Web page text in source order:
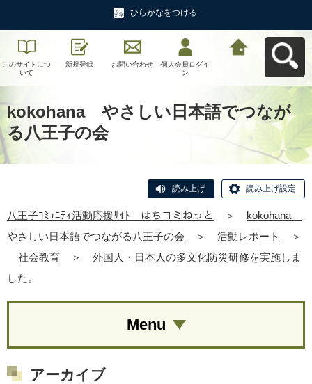
ひらがなをつける
このサイトにつ
いて
新規登録 お問い合わせ
個人会員ログイ
ン
kokohana やさしい日本語でつなが
る八王子の会
読み上げ 読み上げ設定
八王子ｺﾐｭﾆﾃｨ活動応援ｻｲﾄ はちコミねっと ＞
kokohana
やさしい日本語でつながる八王子の会
＞ 活動レポート
＞
社会教育
＞
外国人・日本人の多文化防災研修を実施しま
した。
Menu
アーカイブ